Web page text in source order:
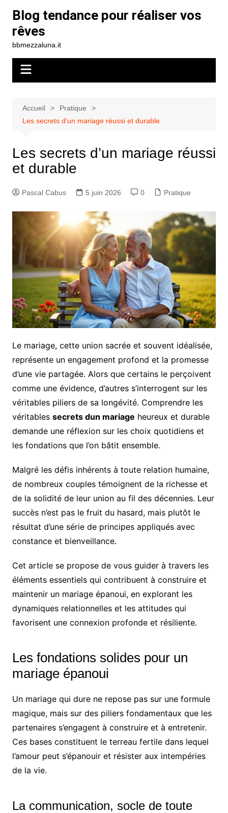
contenu
Blog tendance pour réaliser vos
rêves
bbmezzaluna.it
Accueil
Pratique
Les secrets d’un mariage réussi et durable
Les secrets d’un mariage réussi
et durable
Pascal Cabus 5 juin 2026 0 Pratique
Le mariage, cette union sacrée et souvent idéalisée,
représente un engagement profond et la promesse
d’une vie partagée. Alors que certains le perçoivent
comme une évidence, d’autres s’interrogent sur les
véritables piliers de sa longévité. Comprendre les
véritables secrets dun mariage heureux et durable
demande une réflexion sur les choix quotidiens et
les fondations que l’on bâtit ensemble.
Malgré les défis inhérents à toute relation humaine,
de nombreux couples témoignent de la richesse et
de la solidité de leur union au fil des décennies. Leur
succès n’est pas le fruit du hasard, mais plutôt le
résultat d’une série de principes appliqués avec
constance et bienveillance.
Cet article se propose de vous guider à travers les
éléments essentiels qui contribuent à construire et
maintenir un mariage épanoui, en explorant les
dynamiques relationnelles et les attitudes qui
favorisent une connexion profonde et résiliente.
Les fondations solides pour un
mariage épanoui
Un mariage qui dure ne repose pas sur une formule
magique, mais sur des piliers fondamentaux que les
partenaires s’engagent à construire et à entretenir.
Ces bases constituent le terreau fertile dans lequel
l’amour peut s’épanouir et résister aux intempéries
de la vie.
La communication, socle de toute